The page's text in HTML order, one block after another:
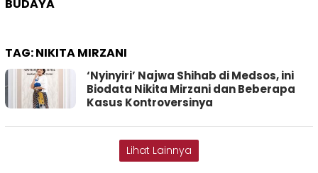
BUDAYA
TAG:NIKITA MIRZANI
‘Nyinyiri’ Najwa Shihab di Medsos, ini
Biodata Nikita Mirzani dan Beberapa
Kasus Kontroversinya
Lihat Lainnya